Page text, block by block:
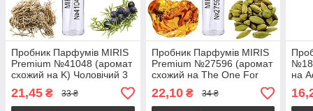
Пробник Парфумів MIRIS
Premium №41048 (аромат
схожий на K) Чоловічий 3
ml
21,45 ₴ 33 ₴
Пробник Парфумів MIRIS
Premium №27596 (аромат
схожий на The One For
Men) Чоловічий 3 ml
22,10₴ 34 ₴
на